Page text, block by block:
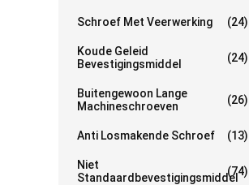
Schroef Met Veerwerking (24)
Koude Geleid
Bevestigingsmiddel
(24)
Buitengewoon Lange
Machineschroeven
(26)
Anti Losmakende Schroef (13)
Niet
Standaardbevestigingsmiddel(74)